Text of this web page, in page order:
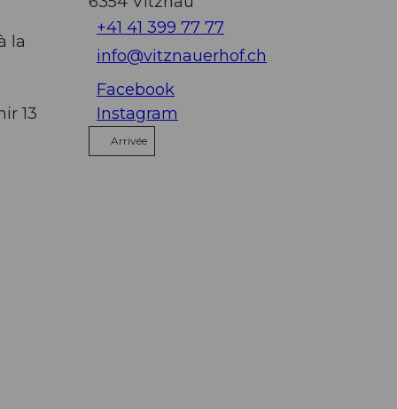
la
13
+41 41 399 77 77
info@vitznauerhof.ch
Facebook
Instagram
Arrivée